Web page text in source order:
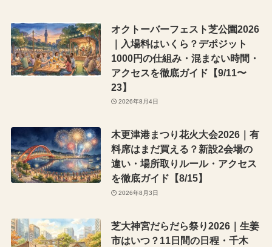
オクトーバーフェスト芝公園2026
｜入場料はいくら？デポジット
1000円の仕組み・混まない時間・
アクセスを徹底ガイド【9/11〜
23】
2026年8月4日
木更津港まつり花火大会2026｜有
料席はまだ買える？新設2会場の
違い・場所取りルール・アクセス
を徹底ガイド【8/15】
2026年8月3日
芝大神宮だらだら祭り2026｜生姜
市はいつ？11日間の日程・千木